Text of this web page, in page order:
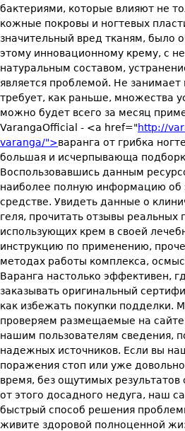
бактериями, которые влияют не
кожные покровы и ногтевых
значительный вред тканям, было
этому инновационному крему, с
натуральным составом,
является проблемой. Не
требует, как раньше, множества
можно будет всего за месяц
VarangaOfficial - <a href="http://
varanga/">варанга от грибка
большая и исчерпывающа
Воспользовавшись данным
наиболее полную информацию об
средстве. Увидеть данные о
геля, прочитать отзывы реальных
использующих крем в своей
инструкцию по применению,
методах работы комплекса,
Варанга настолько эффективен,
заказывать оригинальный
как избежать покупки подделки.
проверяем размещаемые на
нашим пользователям сведения,
надежных источников. Если вы
поражения стоп или уже
время, без ощутимых результатов
от этого досадного недуга, наш
быстрый способ решения
живите здоровой полноценной